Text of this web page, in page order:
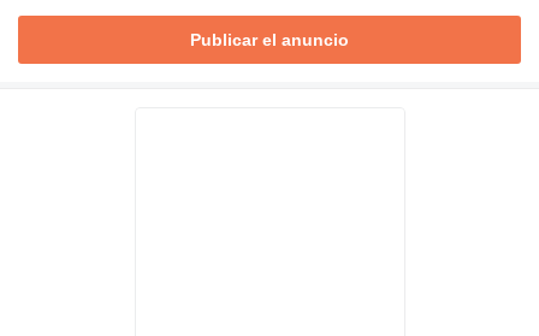
Publicar el anuncio